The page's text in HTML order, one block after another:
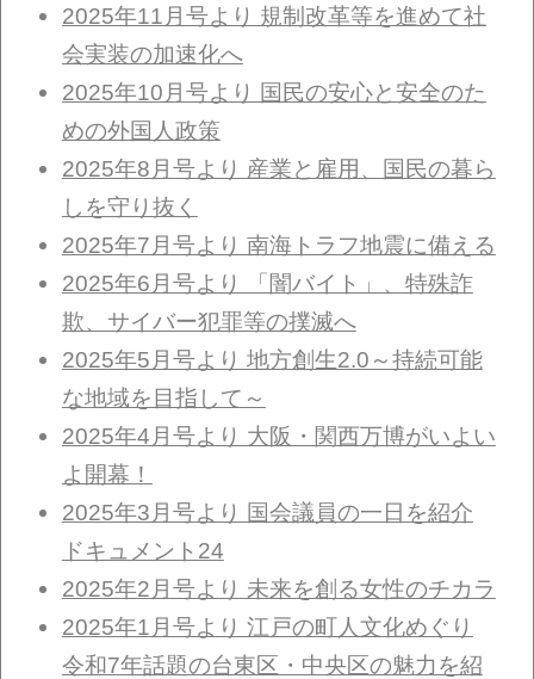
2025年11月号より 規制改革等を進めて社
会実装の加速化へ
2025年10月号より 国民の安心と安全のた
めの外国人政策
2025年8月号より 産業と雇用、国民の暮ら
しを守り抜く
2025年7月号より 南海トラフ地震に備える
2025年6月号より 「闇バイト」、特殊詐
欺、サイバー犯罪等の撲滅へ
2025年5月号より 地方創生2.0～持続可能
な地域を目指して～
2025年4月号より 大阪・関西万博がいよい
よ開幕！
2025年3月号より 国会議員の一日を紹介
ドキュメント24
2025年2月号より 未来を創る女性のチカラ
2025年1月号より 江戸の町人文化めぐり
令和7年話題の台東区・中央区の魅力を紹